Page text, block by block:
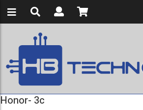
Honor- 3c